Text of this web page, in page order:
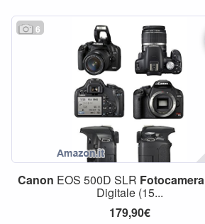
6
Canon EOS 500D SLR Fotocamera
Digitale (15...
179,90€